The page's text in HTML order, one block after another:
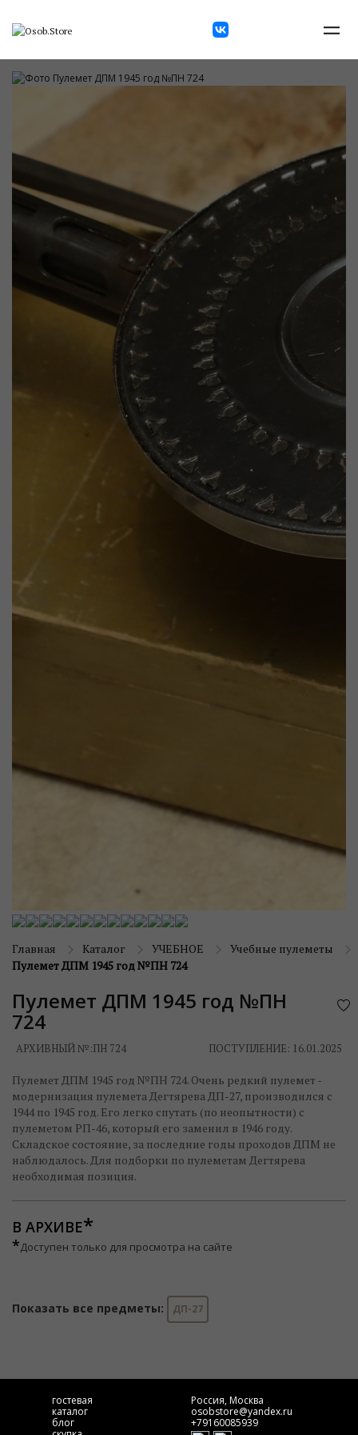
Главная Каталог УЧЕБНОЕ
Учебные пулеметы
Пулемет ДПМ 1945 год №ПН 724
Пулемет ДПМ 1945 год №ПН
724
АРХИВНЫЙ №:ПН 724 ПОСТУПЛЕНИЕ: 16.01.2025
Пулемет ДПМ 1945 год №ПН 724. Очень редкий пулемет -
модернизация пулемета Дегтярева ДП-27, производился с
1944 по 1945 год. Его легко спутать (по неопытности) с
пулеметом РП-46, который его заменил в 1946 году.
Складское состояние, за последние годы проходов ДПМ не
наблюдалось. Для подборки по пулеметам Дегтярева
необходимая позиция.
В АРХИВЕ
*Доступен только для просмотра на сайте
Показать все предметы: ДП-27
гостевая
каталог
блог
Россия, Москва
osobstore@yandex.ru
+79160085939